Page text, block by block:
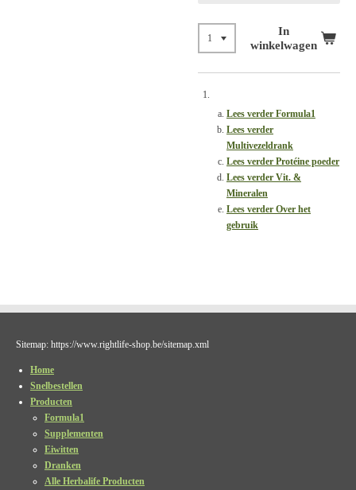
In
winkelwagen
Lees verder Formula1
Lees verder
Multivezeldrank
Lees verder Protéine poeder
Lees verder Vit. &
Mineralen
Lees verder Over het
gebruik
Sitemap: https://www.rightlife-shop.be/sitemap.xml
Home
Snelbestellen
Producten
Formula1
Supplementen
Eiwitten
Dranken
Alle Herbalife Producten